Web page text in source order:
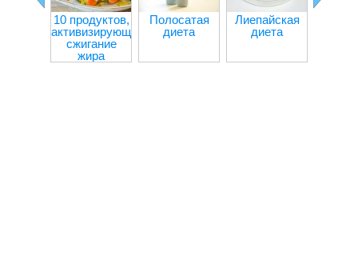
10 продуктов,
активизирующих
сжигание
жира
Полосатая
диета
Лиепайская
диета